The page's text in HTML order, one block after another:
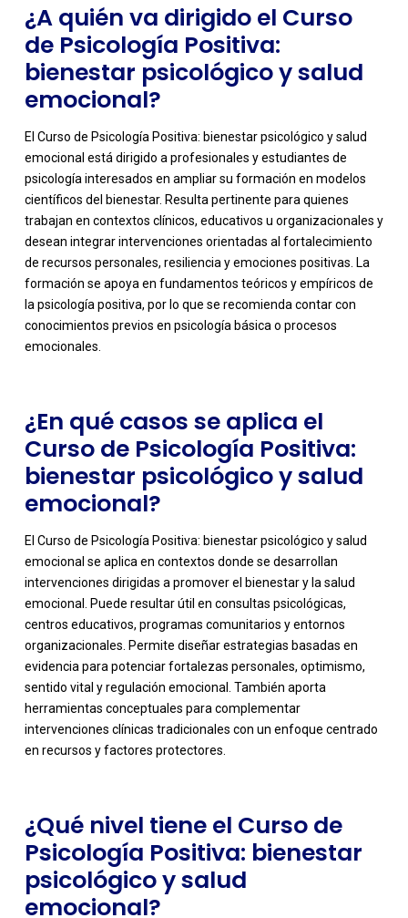
¿A quién va dirigido el Curso
de Psicología Positiva:
bienestar psicológico y salud
emocional?
El Curso de Psicología Positiva: bienestar psicológico y salud
emocional está dirigido a profesionales y estudiantes de
psicología interesados en ampliar su formación en modelos
científicos del bienestar. Resulta pertinente para quienes
trabajan en contextos clínicos, educativos u organizacionales y
desean integrar intervenciones orientadas al fortalecimiento
de recursos personales, resiliencia y emociones positivas. La
formación se apoya en fundamentos teóricos y empíricos de
la psicología positiva, por lo que se recomienda contar con
conocimientos previos en psicología básica o procesos
emocionales.
-
¿En qué casos se aplica el
Curso de Psicología Positiva:
bienestar psicológico y salud
emocional?
El Curso de Psicología Positiva: bienestar psicológico y salud
emocional se aplica en contextos donde se desarrollan
intervenciones dirigidas a promover el bienestar y la salud
emocional. Puede resultar útil en consultas psicológicas,
centros educativos, programas comunitarios y entornos
organizacionales. Permite diseñar estrategias basadas en
evidencia para potenciar fortalezas personales, optimismo,
sentido vital y regulación emocional. También aporta
herramientas conceptuales para complementar
intervenciones clínicas tradicionales con un enfoque centrado
en recursos y factores protectores.
-
¿Qué nivel tiene el Curso de
Psicología Positiva: bienestar
psicológico y salud
emocional?